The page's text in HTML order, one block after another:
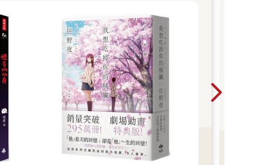
址。
場的……全都發生在夏天，玩煙火的時候。」